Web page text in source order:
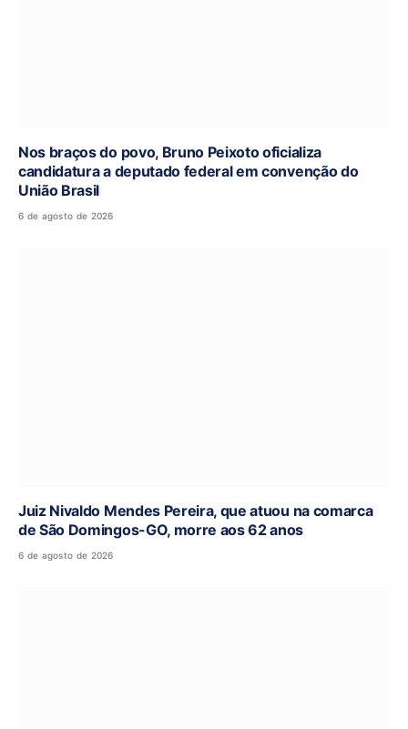
Nos braços do povo, Bruno Peixoto oficializa
candidatura a deputado federal em convenção do
União Brasil
6 de agosto de 2026
Juiz Nivaldo Mendes Pereira, que atuou na comarca
de São Domingos-GO, morre aos 62 anos
6 de agosto de 2026